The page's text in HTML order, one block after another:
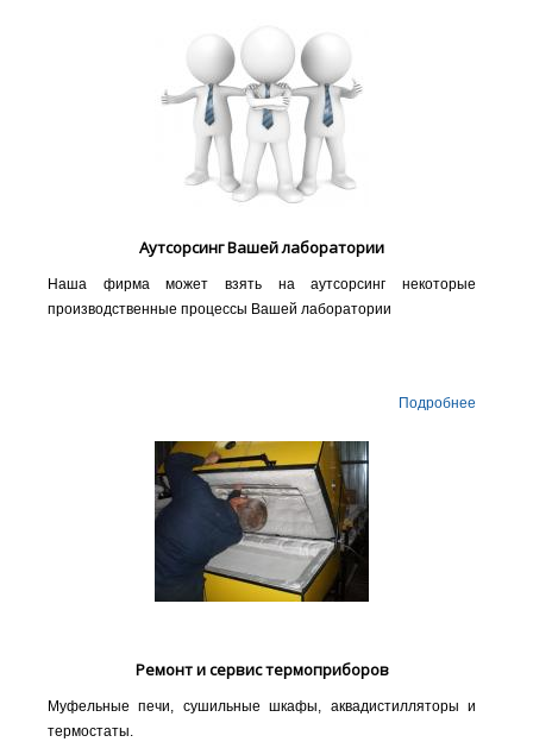
Аутсорсинг Вашей лаборатории
Наша фирма может взять на аутсорсинг некоторые
производственные процессы Вашей лаборатории
Подробнее
Ремонт и сервис термоприборов
Муфельные печи, сушильные шкафы, аквадистилляторы и
термостаты.